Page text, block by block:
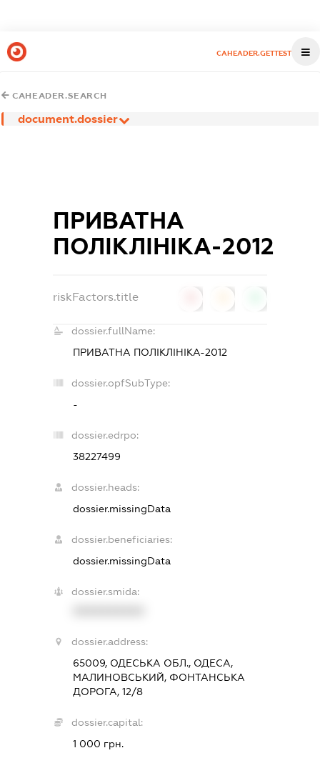
CAHEADER.GETTEST
CAHEADER.SEARCH
document.dossier
ПРИВАТНА
ПОЛІКЛІНІКА-2012
riskFactors.title
dossier.fullName:
ПРИВАТНА ПОЛІКЛІНІКА-2012
dossier.opfSubType:
-
dossier.edrpo:
38227499
dossier.heads:
dossier.missingData
dossier.beneficiaries:
dossier.missingData
dossier.smida:
dossier.address:
65009, ОДЕСЬКА ОБЛ., ОДЕСА,
МАЛИНОВСЬКИЙ, ФОНТАНСЬКА
ДОРОГА, 12/8
dossier.capital:
1 000 грн.